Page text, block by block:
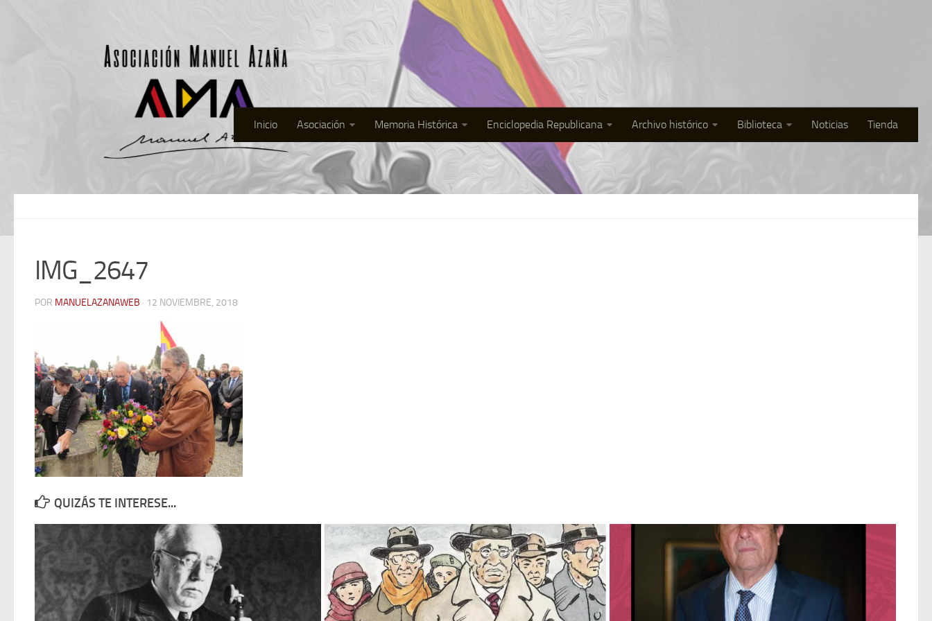
Inicio Asociación Memoria Histórica Enciclopedia Republicana Archivo histórico Biblioteca Noticias Tienda
IMG_2647
POR MANUELAZANAWEB · 12 NOVIEMBRE, 2018
QUIZÁS TE INTERESE...